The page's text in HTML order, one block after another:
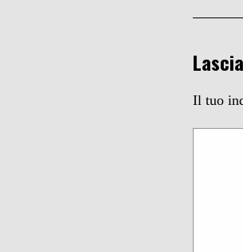
Il tuo